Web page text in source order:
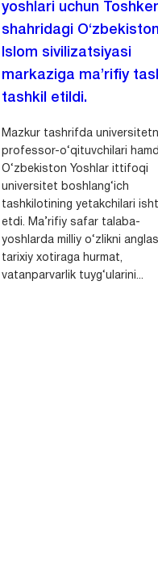
yoshlari uchun
shahridagi O‘zbekiston
Islom sivilizatsiyasi
markaziga ma’rifiy
tashkil etildi.
Mazkur tashrifda
professor-o‘qituvchilari
O‘zbekiston Yoshlar ittifoqi
universitet boshlang‘ich
tashkilotining yetakchilari
etdi. Ma’rifiy safar talaba-
yoshlarda milliy o‘zlikni
tarixiy xotiraga hurmat,
vatanparvarlik tuyg‘ularini...